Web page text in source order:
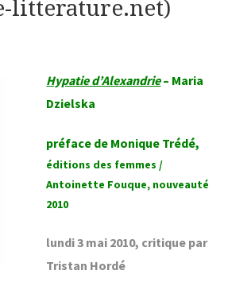
litterature.net)
Hypatie d’Alexandrie– Maria
Dzielska
préface de Monique Trédé,
éditions des femmes /
Antoinette Fouque, nouveauté
2010
lundi 3 mai 2010, critique par
Tristan Hordé